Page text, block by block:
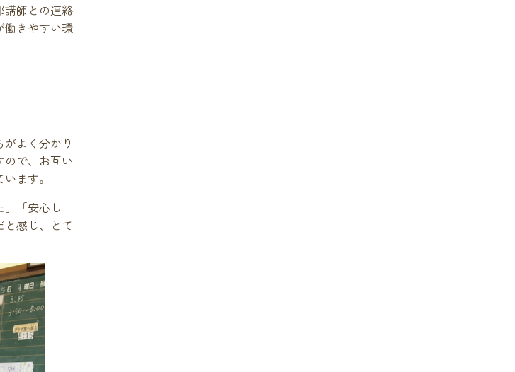
講師との連絡
働きやすい環
よく分かり
ので、お互い
ます。
「安心し
感じ、とて